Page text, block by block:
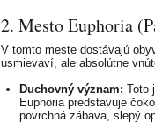
2. Mesto Euphoria
V tomto meste dostávajú
usmievaví, ale absolútne
Duchovný význam: Toto
Euphoria predstavuje
povrchná zábava, slepý